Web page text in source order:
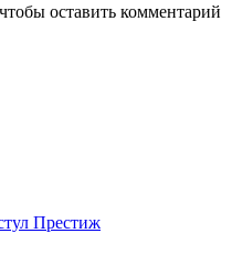
чтобы оставить комментарий
Престиж